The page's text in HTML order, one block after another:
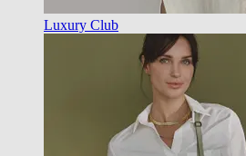
Luxury Club